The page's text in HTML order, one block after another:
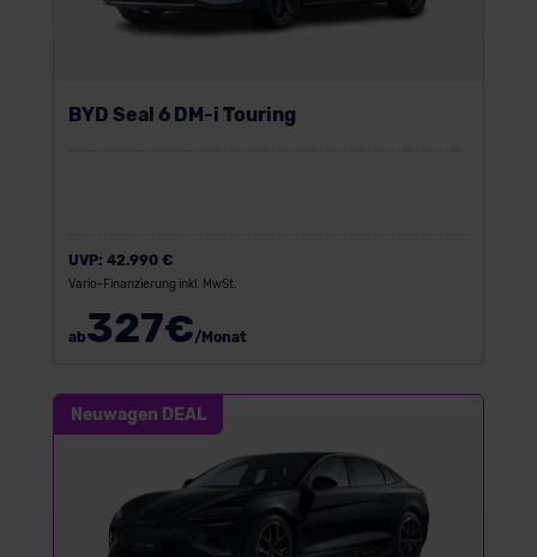
BYD Seal 6 DM-i Touring
UVP: 42.990 €
Vario-Finanzierung inkl. MwSt.
ab327€/Monat
Neuwagen DEAL